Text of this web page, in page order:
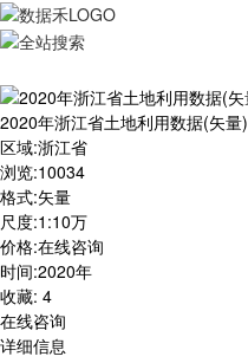
2020年浙江省土地利用数据(矢量)
区域:浙江省
浏览:10034
格式:矢量
尺度:1:10万
价格:在线咨询
时间:2020年
收藏: 4
在线咨询
详细信息